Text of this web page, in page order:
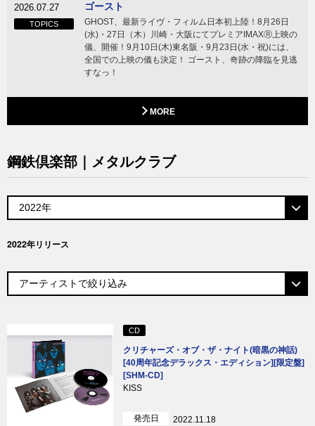
2026.07.27
TOPICS
ゴースト
GHOST、最新ライヴ・フィルム日本初上陸！8月26日
(水)・27日（木）川崎・大阪にてプレミアIMAXⓇ上映の
儀、開催！9月10日(木)東名阪・9月23日(水・祝)には、
全国での上映の儀も決定！ ゴースト、奇跡の降臨を見逃
すなっ！
MORE
鋼鉄倶楽部｜メタルクラブ
2022年リリース
CD
クリチャーズ・オブ・ザ・ナイト(暗黒の神話)
[40周年記念デラックス・エディション][限定盤]
[SHM-CD]
KISS
発売日
2022.11.18